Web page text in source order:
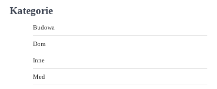
Kategorie
Budowa
Dom
Inne
Med